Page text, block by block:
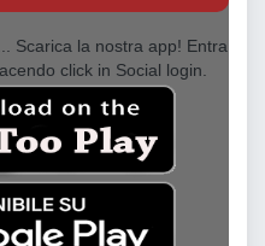
Scarica la nostra app! Entra
click in Social login.